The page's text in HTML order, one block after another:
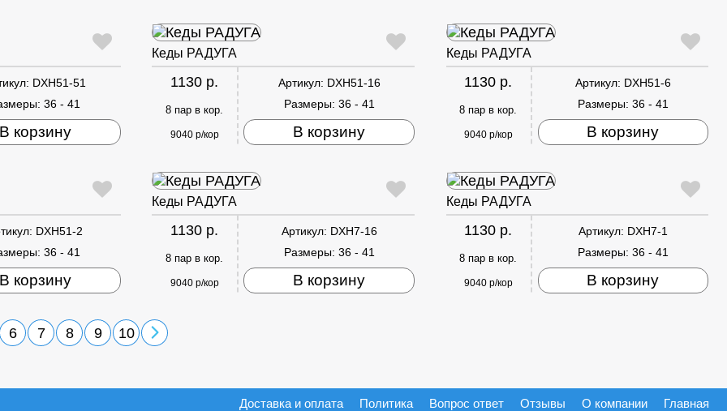
DXH51-51
36 - 41
В корзину
Кеды РАДУГА
1130 р.
8 пар в кор.
9040 р/кор
Артикул: DXH51-16
Размеры: 36 - 41
В корзину
Кеды РАДУГА
1130 р.
8 пар в кор.
9040 р/кор
Артикул: DXH51-6
Размеры: 36 - 41
В корзину
DXH51-2
36 - 41
В корзину
Кеды РАДУГА
1130 р.
8 пар в кор.
9040 р/кор
Артикул: DXH7-16
Размеры: 36 - 41
В корзину
Кеды РАДУГА
1130 р.
8 пар в кор.
9040 р/кор
Артикул: DXH7-1
Размеры: 36 - 41
В корзину
6 7 8 9 10
Главная
О компании
Отзывы
Вопрос ответ
Политика
Доставка и оплата